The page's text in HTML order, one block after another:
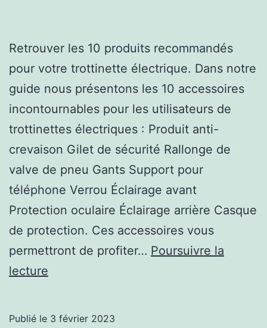
Retrouver les 10 produits recommandés
pour votre trottinette électrique. Dans notre
guide nous présentons les 10 accessoires
incontournables pour les utilisateurs de
trottinettes électriques : Produit anti-
crevaison Gilet de sécurité Rallonge de
valve de pneu Gants Support pour
téléphone Verrou Éclairage avant
Protection oculaire Éclairage arrière Casque
de protection. Ces accessoires vous
permettront de profiter… Poursuivre la
lecture
Publié le 3 février 2023